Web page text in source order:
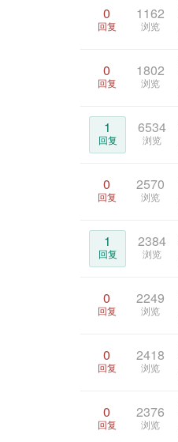
0
回复
1162
浏览
0
回复
1802
浏览
1
回复
6534
浏览
0
回复
2570
浏览
1
回复
2384
浏览
0
回复
2249
浏览
0
回复
2418
浏览
0
回复
2376
浏览